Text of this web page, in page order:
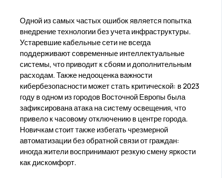
Одной из самых частых ошибок является попытка
внедрение технологии без учета инфраструктуры.
Устаревшие кабельные сети не всегда
поддерживают современные интеллектуальные
системы, что приводит к сбоям и дополнительным
расходам. Также недооценка важности
кибербезопасности может стать критической: в 2023
году в одном из городов Восточной Европы была
зафиксирована атака на систему освещения, что
привело к часовому отключению в центре города.
Новичкам стоит также избегать чрезмерной
автоматизации без обратной связи от граждан:
иногда жители воспринимают резкую смену яркости
как дискомфорт.